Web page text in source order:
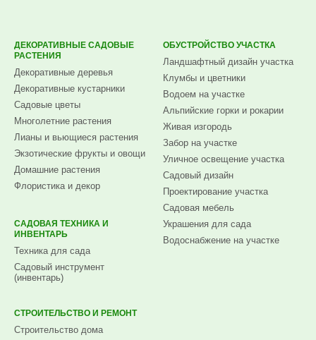
ДЕКОРАТИВНЫЕ САДОВЫЕ
РАСТЕНИЯ
Декоративные деревья
Декоративные кустарники
Садовые цветы
Многолетние растения
Лианы и вьющиеся растения
Экзотические фрукты и овощи
Домашние растения
Флористика и декор
САДОВАЯ ТЕХНИКА И
ИНВЕНТАРЬ
Техника для сада
Садовый инструмент
(инвентарь)
ОБУСТРОЙСТВО УЧАСТКА
Ландшафтный дизайн участка
Клумбы и цветники
Водоем на участке
Альпийские горки и рокарии
Живая изгородь
Забор на участке
Уличное освещение участка
Садовый дизайн
Проектирование участка
Садовая мебель
Украшения для сада
Водоснабжение на участке
СТРОИТЕЛЬСТВО И РЕМОНТ
Строительство дома